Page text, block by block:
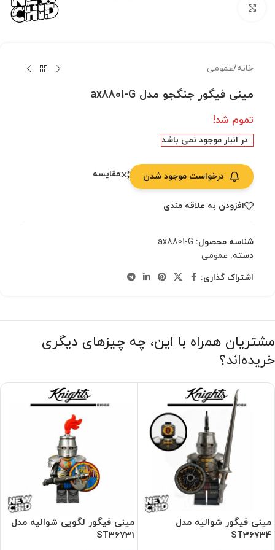
خانه/عمومی
مینی فیگور جنگجو مدل ax8801-G
تموم شد!
در انبار موجود نمی باشد
درخواست موجود شدن مقایسه
افزودن به علاقه مندی
شناسه محصول: ax8801-G
دسته: عمومی
اشتراک گذاری:
مشتریان همراه با این، چه چیزهای دیگری
خریده‌اند؟
مینی فیگور شوالیه مدل
ST36734
مینی فیگور لگویی شوالیه مدل
ST36731